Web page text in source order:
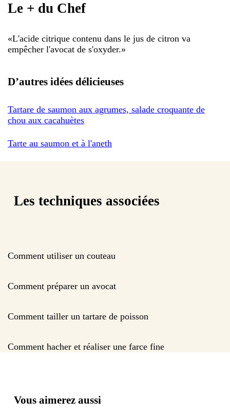
Le + du Chef
«L'acide citrique contenu dans le jus de citron va
empêcher l'avocat de s'oxyder.»
D’autres idées délicieuses
Tartare de saumon aux agrumes, salade croquante de
chou aux cacahuètes
Tarte au saumon et à l'aneth
Les techniques associées
Comment utiliser un couteau
Comment préparer un avocat
Comment tailler un tartare de poisson
Comment hacher et réaliser une farce fine
Vous aimerez aussi